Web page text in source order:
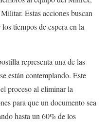
Estas acciones buscan
tiempos de espera en la
representa una de las
están contemplando. Este
proceso al eliminar la
para que un documento sea
hasta un 60% de los